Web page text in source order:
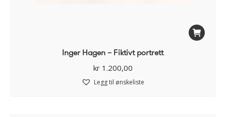
Inger Hagen – Fiktivt portrett
kr1.200,00
Legg til ønskeliste